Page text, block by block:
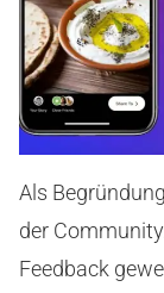
Als
der
Feedback